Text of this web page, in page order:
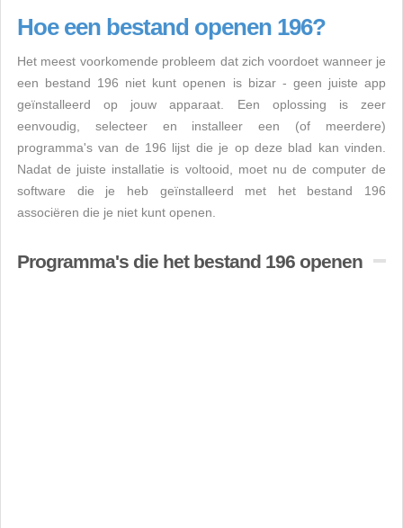
Hoe een bestand openen 196?
Het meest voorkomende probleem dat zich voordoet wanneer je
een bestand 196 niet kunt openen is bizar - geen juiste app
geïnstalleerd op jouw apparaat. Een oplossing is zeer
eenvoudig, selecteer en installeer een (of meerdere)
programma's van de 196 lijst die je op deze blad kan vinden.
Nadat de juiste installatie is voltooid, moet nu de computer de
software die je heb geïnstalleerd met het bestand 196
associëren die je niet kunt openen.
Programma's die het bestand 196 openen